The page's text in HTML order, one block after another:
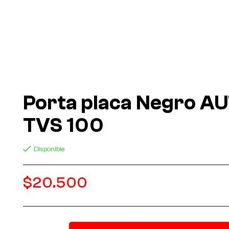
Porta placa Negro
TVS 100
Disponible
$20.500